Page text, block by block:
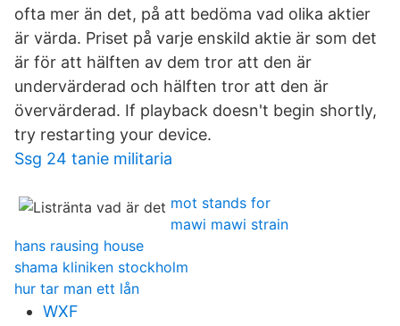
ofta mer än det, på att bedöma vad olika aktier
är värda. Priset på varje enskild aktie är som det
är för att hälften av dem tror att den är
undervärderad och hälften tror att den är
övervärderad. If playback doesn't begin shortly,
try restarting your device.
Ssg 24 tanie militaria
mot stands for
mawi mawi strain
hans rausing house
shama kliniken stockholm
hur tar man ett lån
WXF